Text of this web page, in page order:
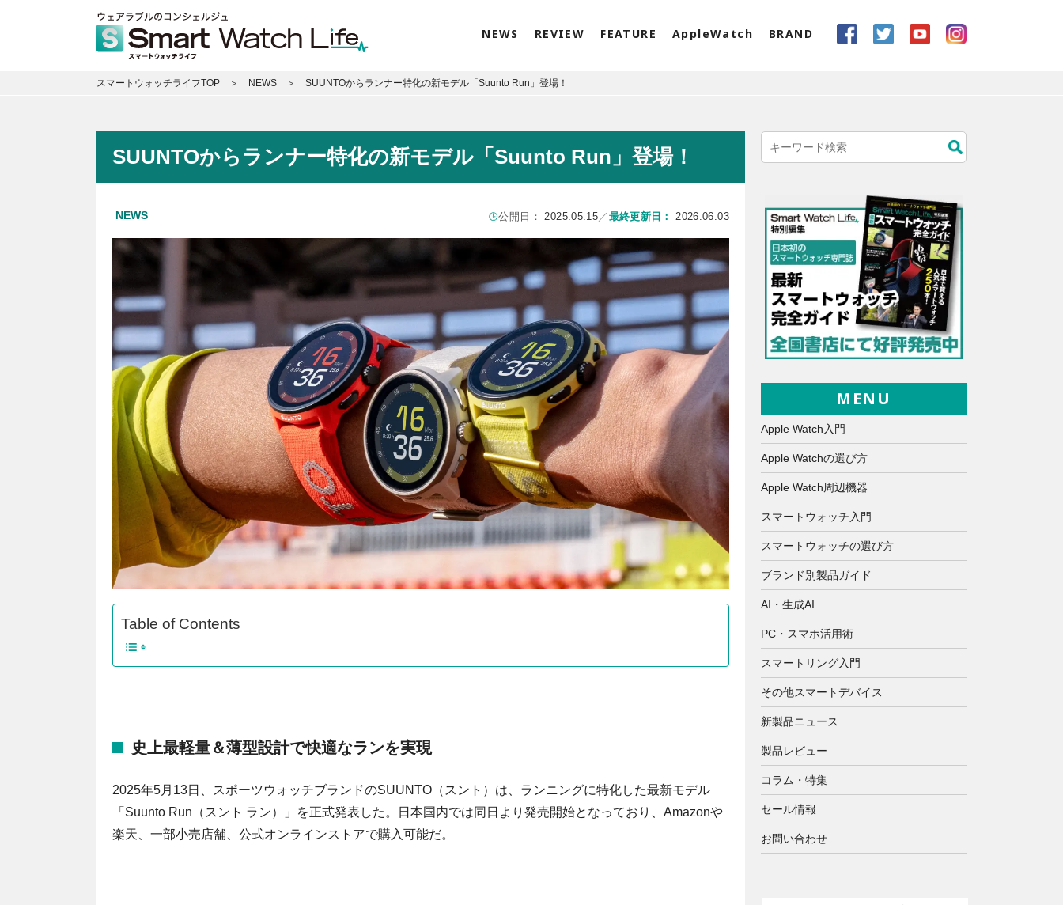
NEWS REVIEW FEATURE AppleWatch BRAND
スマートウォッチライフTOP NEWS SUUNTOからランナー特化の新モデル「Suunto Run」登場！
SUUNTOからランナー特化の新モデル「Suunto Run」登場！
NEWS 公開日：2025.05.15／ 最終更新日： 2026.06.03
Table of Contents
史上最軽量＆薄型設計で快適なランを実現
2025年5月13日、スポーツウォッチブランドのSUUNTO（スント）は、ランニングに特化した最新モデル
「Suunto Run（スント ラン）」を正式発表した。日本国内では同日より発売開始となっており、Amazonや
楽天、一部小売店舗、公式オンラインストアで購入可能だ。
MENU
Apple Watch入門
Apple Watchの選び方
Apple Watch周辺機器
スマートウォッチ入門
スマートウォッチの選び方
ブランド別製品ガイド
AI・生成AI
PC・スマホ活用術
スマートリング入門
その他スマートデバイス
新製品ニュース
製品レビュー
コラム・特集
セール情報
お問い合わせ